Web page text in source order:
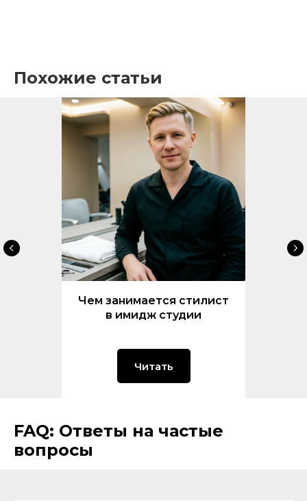
Похожие статьи
Чем занимается стилист
в имидж студии
Читать
FAQ: Ответы на частые
вопросы